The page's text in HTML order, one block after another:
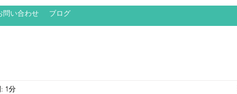
問い合わせ ブログ
1分